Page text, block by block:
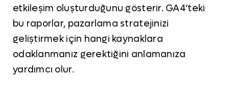
etkileşim oluşturduğunu gösterir. GA4’teki
bu raporlar, pazarlama stratejinizi
geliştirmek için hangi kaynaklara
odaklanmanız gerektiğini anlamanıza
yardımcı olur.